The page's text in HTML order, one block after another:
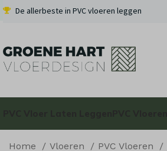
De allerbeste in PVC vloeren leggen
Home Vloeren PVC Vloeren